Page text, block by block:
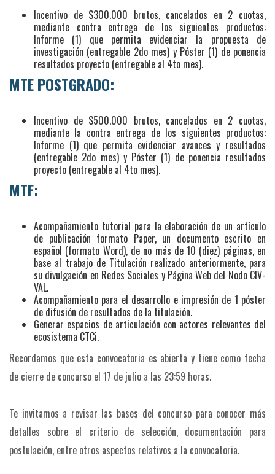
Incentivo de $300.000 brutos, cancelados en 2 cuotas,
mediante contra entrega de los siguientes productos:
Informe (1) que permita evidenciar la propuesta de
investigación (entregable 2do mes) y Póster (1) de ponencia
resultados proyecto (entregable al 4to mes).
MTE POSTGRADO:
Incentivo de $500.000 brutos, cancelados en 2 cuotas,
mediante la contra entrega de los siguientes productos:
Informe (1) que permita evidenciar avances y resultados
(entregable 2do mes) y Póster (1) de ponencia resultados
proyecto (entregable al 4to mes).
MTF:
Acompañamiento tutorial para la elaboración de un artículo
de publicación formato Paper, un documento escrito en
español (formato Word), de no más de 10 (diez) páginas, en
base al trabajo de Titulación realizado anteriormente, para
su divulgación en Redes Sociales y Página Web del Nodo CIV-
VAL.
Acompañamiento para el desarrollo e impresión de 1 póster
de difusión de resultados de la titulación.
Generar espacios de articulación con actores relevantes del
ecosistema CTCi.
Recordamos que esta convocatoria es abierta y tiene como fecha
de cierre de concurso el 17 de julio a las 23:59 horas.
Te invitamos a revisar las bases del concurso para conocer más
detalles sobre el criterio de selección, documentación para
postulación, entre otros aspectos relativos a la convocatoria.